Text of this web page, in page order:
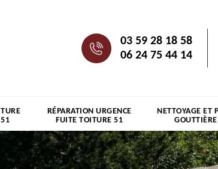
03 59 28 18 58
06 24 75 44 14
51
RÉPARATION URGENCE
FUITE TOITURE 51
NETTOYAGE ET